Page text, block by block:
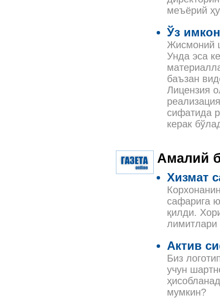
меъёрий
Ўз
Жисмоний
Унда эса
баъзан
Лицензия
сифатида
керак
Амалий
Хизмат
сафарига
қилди.
лимитлари
Актив
Биз
учун
мумкин?